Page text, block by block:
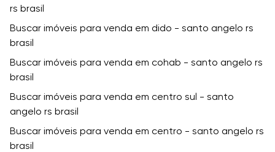
rs brasil
Buscar imóveis para venda em dido - santo angelo rs
brasil
Buscar imóveis para venda em cohab - santo angelo rs
brasil
Buscar imóveis para venda em centro sul - santo
angelo rs brasil
Buscar imóveis para venda em centro - santo angelo rs
brasil